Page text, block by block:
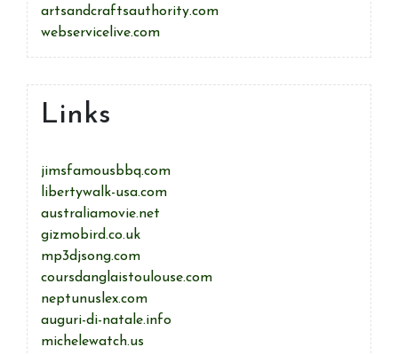
artsandcraftsauthority.com
webservicelive.com
Links
jimsfamousbbq.com
libertywalk-usa.com
australiamovie.net
gizmobird.co.uk
mp3djsong.com
coursdanglaistoulouse.com
neptunuslex.com
auguri-di-natale.info
michelewatch.us